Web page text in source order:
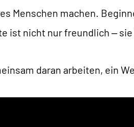
Menschen machen.
ist nicht nur freundlich –
daran arbeiten, ein